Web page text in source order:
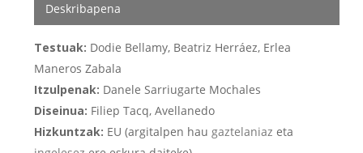
Deskribapena
Testuak: Dodie Bellamy, Beatriz Herráez, Erlea
Maneros Zabala
Itzulpenak: Danele Sarriugarte Mochales
Diseinua: Filiep Tacq, Avellanedo
Hizkuntzak: EU (argitalpen hau gaztelaniaz eta